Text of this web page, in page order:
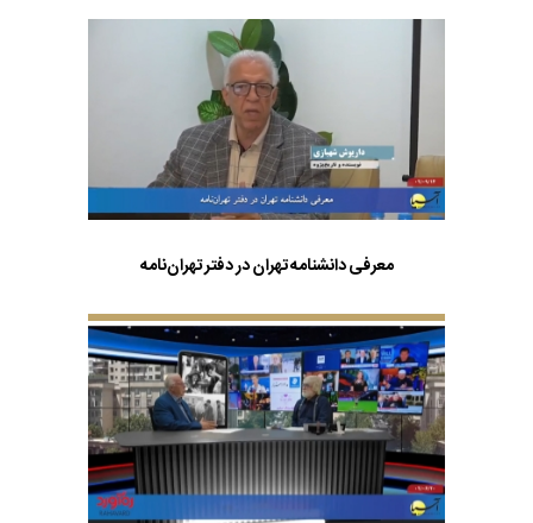
معرفی دانشنامه تهران در دفتر تهران‌نامه